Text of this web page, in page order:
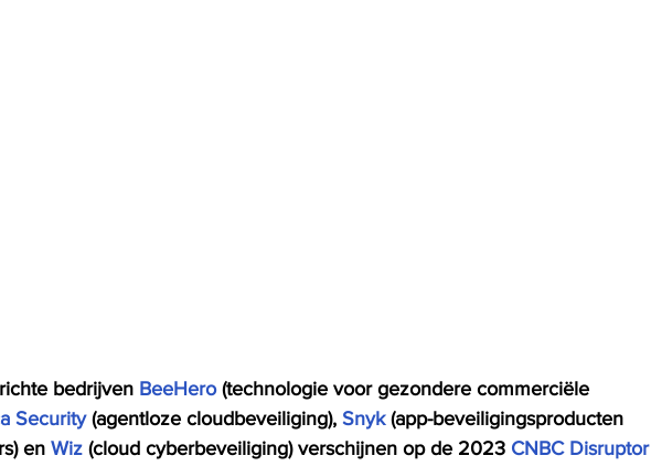
bedrijven BeeHero (technologie voor gezondere commerciële
Security (agentloze cloudbeveiliging), Snyk (app-beveiligingsproducten
en Wiz (cloud cyberbeveiliging) verschijnen op de 2023 CNBC Disruptor